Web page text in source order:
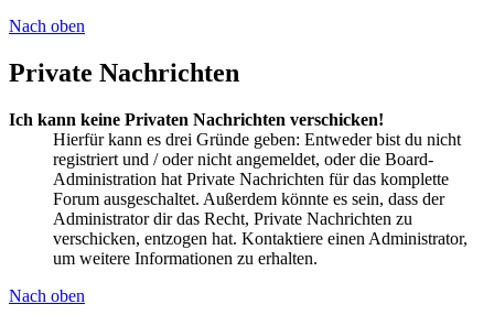
Nach oben
Private Nachrichten
Ich kann keine Privaten Nachrichten verschicken!
Hierfür kann es drei Gründe geben: Entweder bist du nicht
registriert und / oder nicht angemeldet, oder die Board-
Administration hat Private Nachrichten für das komplette
Forum ausgeschaltet. Außerdem könnte es sein, dass der
Administrator dir das Recht, Private Nachrichten zu
verschicken, entzogen hat. Kontaktiere einen Administrator,
um weitere Informationen zu erhalten.
Nach oben